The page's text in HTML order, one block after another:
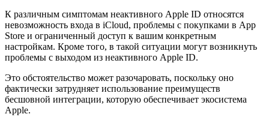
К различным симптомам неактивного Apple ID относятся
невозможность входа в iCloud, проблемы с покупками в App
Store и ограниченный доступ к вашим конкретным
настройкам. Кроме того, в такой ситуации могут возникнуть
проблемы с выходом из неактивного Apple ID.
Это обстоятельство может разочаровать, поскольку оно
фактически затрудняет использование преимуществ
бесшовной интеграции, которую обеспечивает экосистема
Apple.